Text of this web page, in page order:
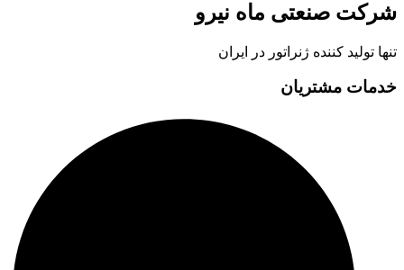
شرکت صنعتی ماه نیرو
تنها تولید کننده ژنراتور در ایران
خدمات مشتریان